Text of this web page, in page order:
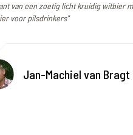
van een zoetig licht kruidig witbier
voor pilsdrinkers"
Jan-Machiel van Bragt